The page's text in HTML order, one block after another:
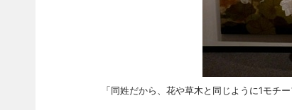
「同姓だから、花や草木と同じように1モチ